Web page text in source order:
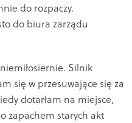
do rozpaczy.
do biura zarządu
Silnik
się w przesuwające się za
dotarłam na miejsce,
zapachem starych akt